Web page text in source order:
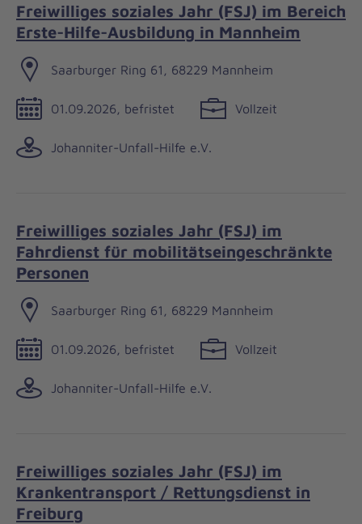
Freiwilliges soziales Jahr (FSJ) im Bereich
Erste-Hilfe-Ausbildung in Mannheim
Saarburger Ring 61, 68229 Mannheim
01.09.2026, befristet Vollzeit
Johanniter-Unfall-Hilfe e.V.
Freiwilliges soziales Jahr (FSJ) im
Fahrdienst für mobilitätseingeschränkte
Personen
Saarburger Ring 61, 68229 Mannheim
01.09.2026, befristet Vollzeit
Johanniter-Unfall-Hilfe e.V.
Freiwilliges soziales Jahr (FSJ) im
Krankentransport / Rettungsdienst in
Freiburg